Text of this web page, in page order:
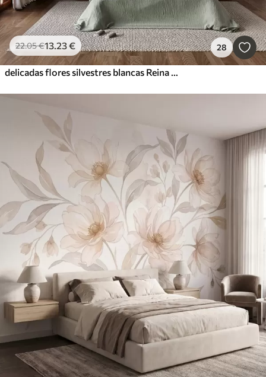
22.05€13.23€ 28
delicadas flores silvestres blancas Reina Ana, de estilo pintoresco, tonos verdes